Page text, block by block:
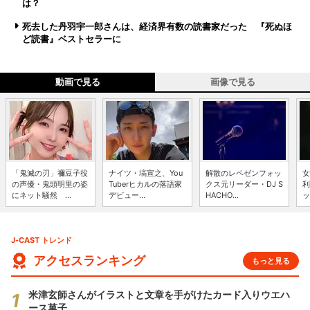
は？
死去した丹羽宇一郎さんは、経済界有数の読書家だった 『死ぬほ
ど読書』ベストセラーに
動画で見る 画像で見る
「鬼滅の刃」禰豆子役
の声優・鬼頭明里の姿
にネット騒然 ...
ナイツ・塙宣之、You
Tuberヒカルの落語家
デビュー...
解散のレペゼンフォッ
クス元リーダー・DJ S
HACHO...
J-CAST トレンド
アクセスランキング もっと見る
米津玄師さんがイラストと文章を手がけたカード入りウエハ
ース菓子